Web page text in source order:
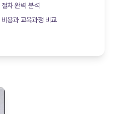
차 완벽 분석
용과 교육과정 비교